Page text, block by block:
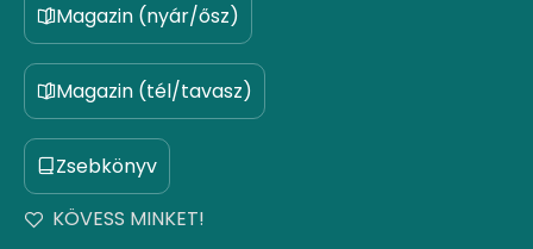
Magazin (nyár/ősz)
Magazin (tél/tavasz)
Zsebkönyv
KÖVESS MINKET!